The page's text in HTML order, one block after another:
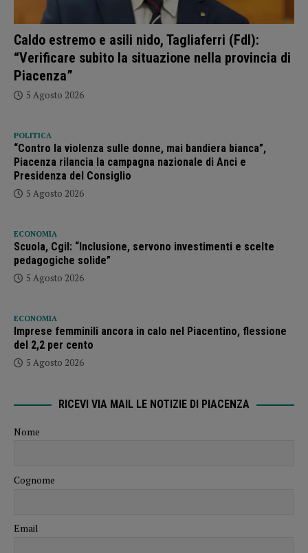
Caldo estremo e asili nido, Tagliaferri (FdI):
“Verificare subito la situazione nella provincia di
Piacenza”
5 Agosto 2026
POLITICA
“Contro la violenza sulle donne, mai bandiera bianca”,
Piacenza rilancia la campagna nazionale di Anci e
Presidenza del Consiglio
5 Agosto 2026
ECONOMIA
Scuola, Cgil: “Inclusione, servono investimenti e scelte
pedagogiche solide”
5 Agosto 2026
ECONOMIA
Imprese femminili ancora in calo nel Piacentino, flessione
del 2,2 per cento
5 Agosto 2026
RICEVI VIA MAIL LE NOTIZIE DI PIACENZA
Nome
Cognome
Email